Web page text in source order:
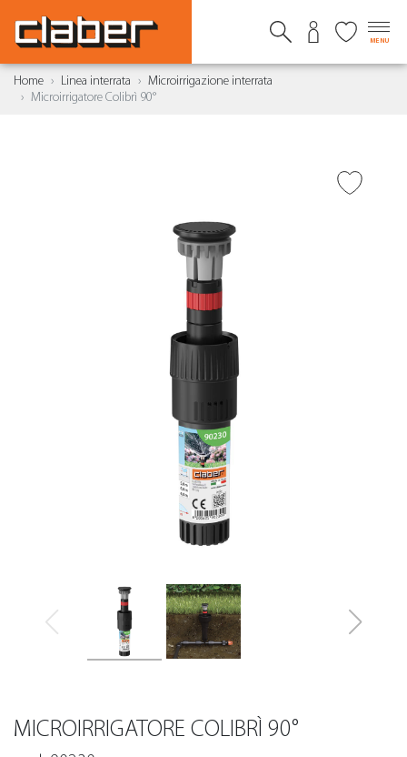
MENU
Home Linea interrata
Microirrigazione interrata
Microirrigatore Colibrì 90°
MICROIRRIGATORE COLIBRÌ 90°